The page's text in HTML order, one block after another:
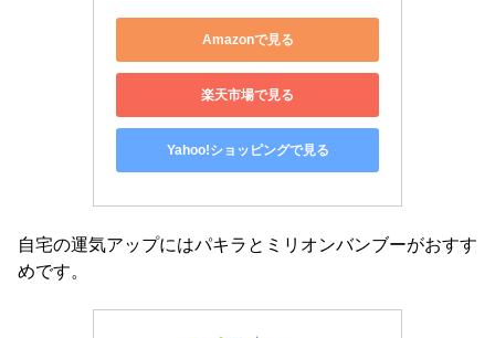
Amazonで見る
楽天市場で見る
Yahoo!ショッピングで見る
自宅の運気アップにはパキラとミリオンバンブーがおすす
めです。